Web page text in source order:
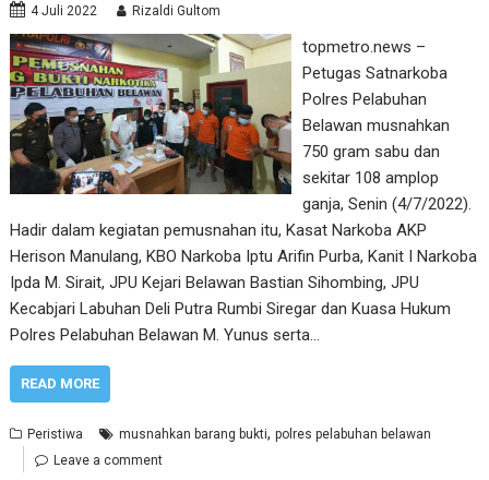
4 Juli 2022 Rizaldi Gultom
topmetro.news –
Petugas Satnarkoba
Polres Pelabuhan
Belawan musnahkan
750 gram sabu dan
sekitar 108 amplop
ganja, Senin (4/7/2022).
Hadir dalam kegiatan pemusnahan itu, Kasat Narkoba AKP
Herison Manulang, KBO Narkoba Iptu Arifin Purba, Kanit I Narkoba
Ipda M. Sirait, JPU Kejari Belawan Bastian Sihombing, JPU
Kecabjari Labuhan Deli Putra Rumbi Siregar dan Kuasa Hukum
Polres Pelabuhan Belawan M. Yunus serta…
READ MORE
Peristiwa musnahkan barang bukti,polres pelabuhan belawan
Leave a comment